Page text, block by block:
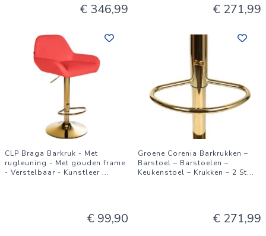
€ 346,99 € 271,99
CLP Braga Barkruk - Met
rugleuning - Met gouden frame
- Verstelbaar - Kunstleer ...
€ 99,90
Groene Corenia Barkrukken –
Barstoel – Barstoelen –
Keukenstoel – Krukken – 2 St...
€ 271,99